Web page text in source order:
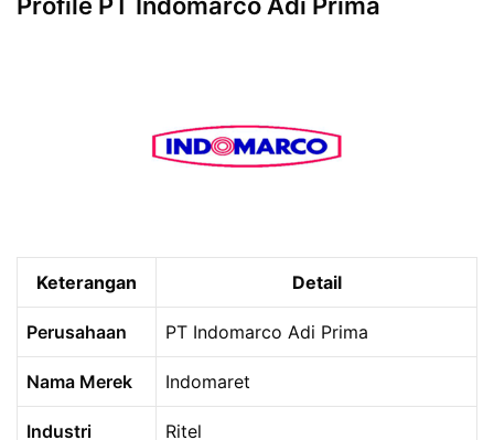
Keterangan Detail
Perusahaan PT Indomarco Adi Prima
Nama Merek Indomaret
Industri Ritel